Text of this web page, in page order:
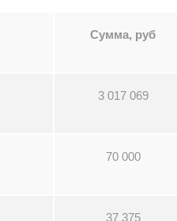
Сумма, руб
3 017 069
70 000
37 375